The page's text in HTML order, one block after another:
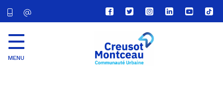
Lien
vers
compte
Facebook
Lien
vers
compte
Twitter
Lien
vers
le
compte
Lien
vers
Lien
vers
Lien
vers
MENU